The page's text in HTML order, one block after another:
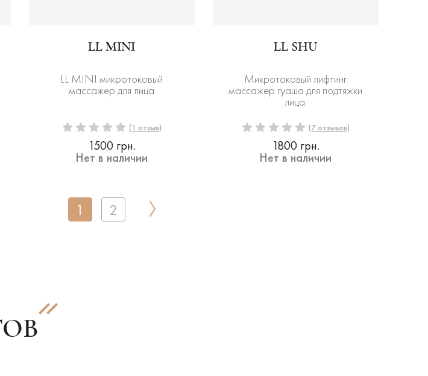
LL MINI
LL MINI микротоковый
массажер для лица
(1 отзыв)
1500 грн.
Нет в наличии
LL SHU
Микротоковый лифтинг
массажер гуаша для подтяжки
лица.
(7 отзывов)
1800 грн.
Нет в наличии
1 2